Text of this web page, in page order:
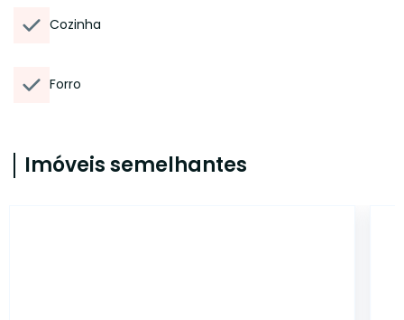
Cozinha
Forro
Imóveis semelhantes